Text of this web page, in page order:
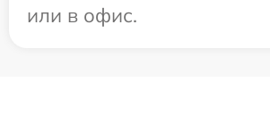
или в офис.